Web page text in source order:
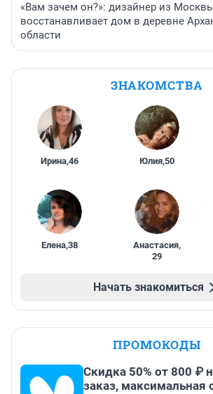
«Вам зачем он?»: дизайнер из
восстанавливает дом в деревне
области
ЗНАКОМСТВА
Ирина,46 Юлия,50
Елена,38 Анастасия,
29
Начать знакомиться
ПРОМОКОДЫ
Скидка 50% от 800 ₽
заказ, максимальная